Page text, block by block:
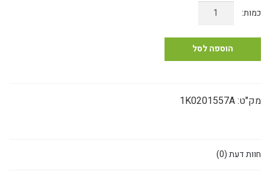
הוספה לסל
מק"ט:1K0201557A
חוות דעת (0)